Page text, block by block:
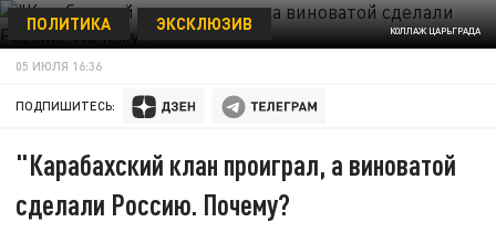
КОЛЛАЖ ЦАРЬГРАДА
ПОЛИТИКА ЭКСКЛЮЗИВ
05 ИЮЛЯ 16:36
ПОДПИШИТЕСЬ:
"Карабахский клан проиграл, а виноватой
сделали Россию. Почему?